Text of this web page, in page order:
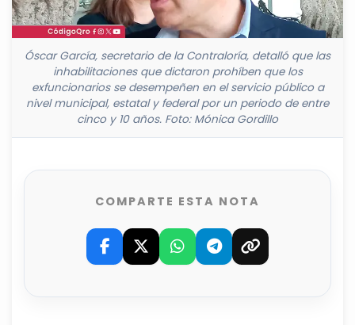
Óscar García, secretario de la Contraloría, detalló que las
inhabilitaciones que dictaron prohíben que los
exfuncionarios se desempeñen en el servicio público a
nivel municipal, estatal y federal por un periodo de entre
cinco y 10 años. Foto: Mónica Gordillo
COMPARTE ESTA NOTA